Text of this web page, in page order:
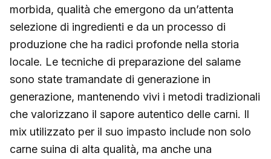
morbida, qualità che emergono da un’attenta
selezione di ingredienti e da un processo di
produzione che ha radici profonde nella storia
locale. Le tecniche di preparazione del salame
sono state tramandate di generazione in
generazione, mantenendo vivi i metodi tradizionali
che valorizzano il sapore autentico delle carni. Il
mix utilizzato per il suo impasto include non solo
carne suina di alta qualità, ma anche una